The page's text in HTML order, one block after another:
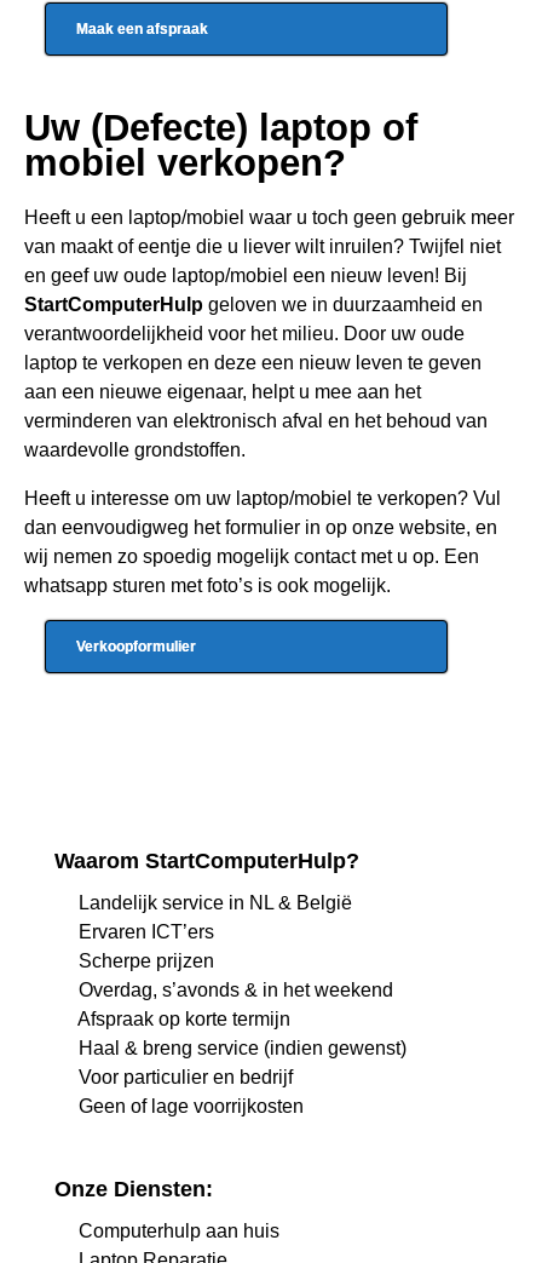
Maak een afspraak
Uw (Defecte) laptop of
mobiel verkopen?
Heeft u een laptop/mobiel waar u toch geen gebruik meer
van maakt of eentje die u liever wilt inruilen? Twijfel niet
en geef uw oude laptop/mobiel een nieuw leven! Bij
StartComputerHulp geloven we in duurzaamheid en
verantwoordelijkheid voor het milieu. Door uw oude
laptop te verkopen en deze een nieuw leven te geven
aan een nieuwe eigenaar, helpt u mee aan het
verminderen van elektronisch afval en het behoud van
waardevolle grondstoffen.
Heeft u interesse om uw laptop/mobiel te verkopen? Vul
dan eenvoudigweg het formulier in op onze website, en
wij nemen zo spoedig mogelijk contact met u op. Een
whatsapp sturen met foto’s is ook mogelijk.
Verkoopformulier
Waarom StartComputerHulp?
Landelijk service in NL & België
Ervaren ICT’ers
Scherpe prijzen
Overdag, s’avonds & in het weekend
Afspraak op korte termijn
Haal & breng service (indien gewenst)
Voor particulier en bedrijf
Geen of lage voorrijkosten
Onze Diensten:
Computerhulp aan huis